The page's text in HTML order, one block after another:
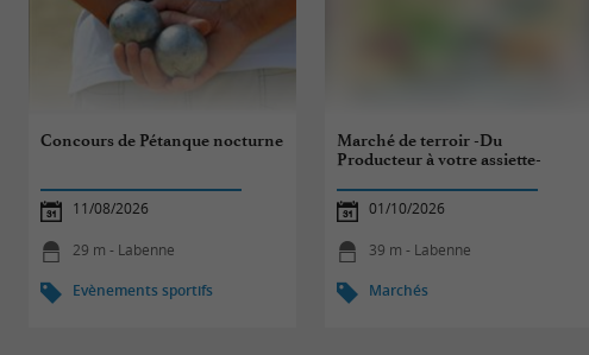
Concours de Pétanque nocturne
11/08/2026
29 m - Labenne
Evènements sportifs
Marché de terroir -Du
Producteur à votre assiette-
01/10/2026
39 m - Labenne
Marchés